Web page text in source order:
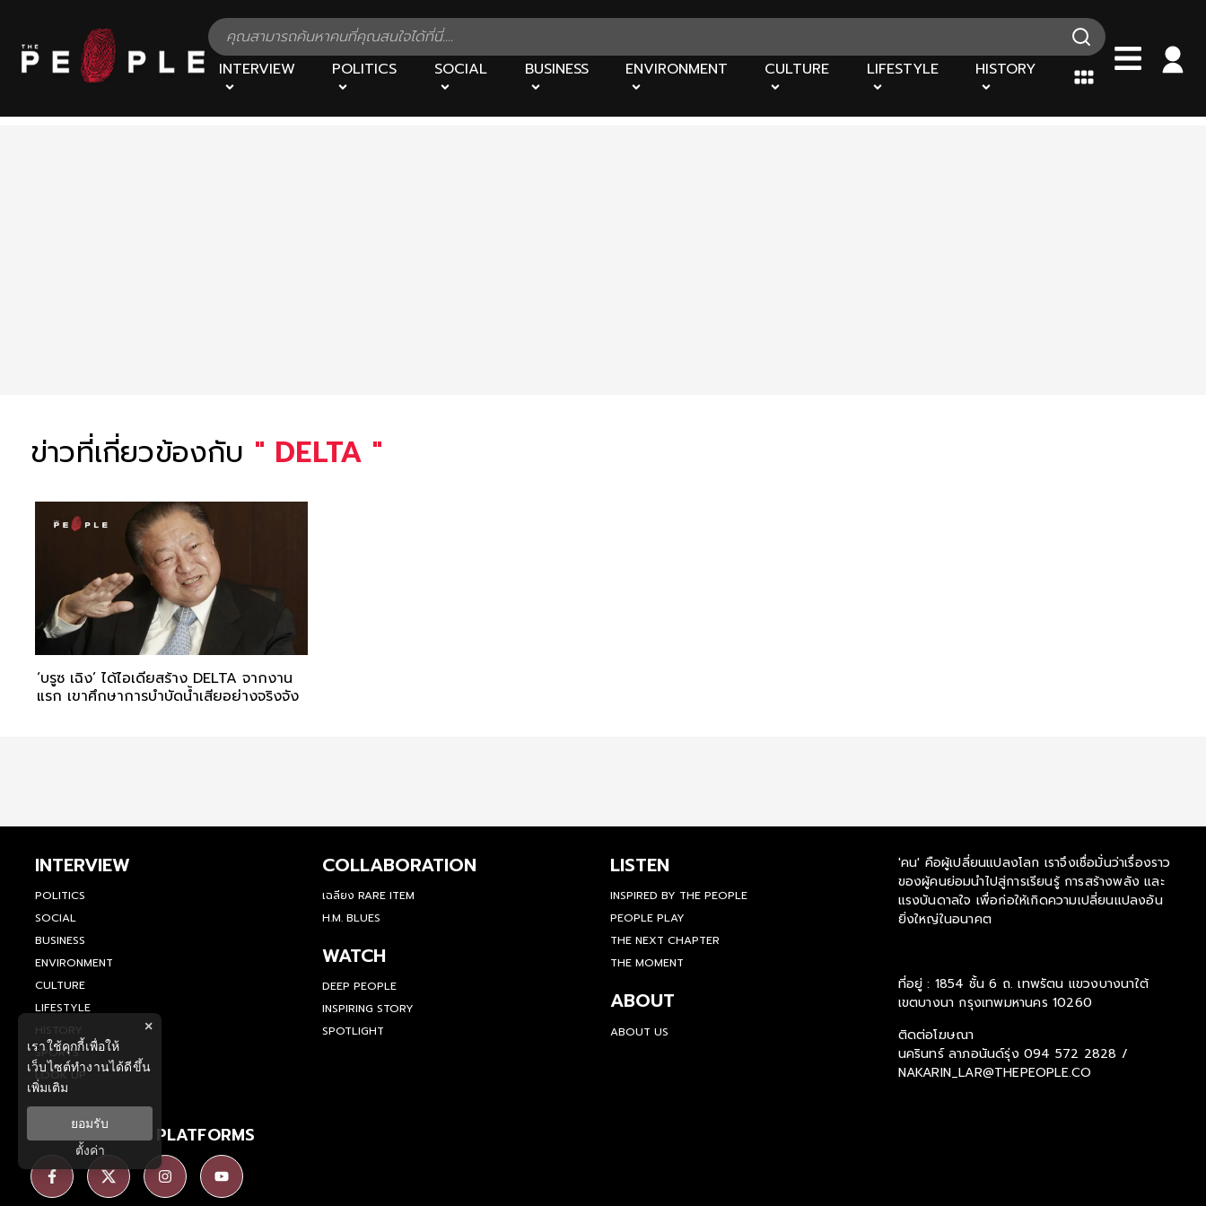
INTERVIEW POLITICS SOCIAL BUSINESS ENVIRONMENT CULTURE LIFESTYLE HISTORY
ข่าวที่เกี่ยวข้องกับ " DELTA "
‘บรูซ เฉิง’ ได้ไอเดียสร้าง DELTA จากงาน
แรก เขาศึกษาการบำบัดน้ำเสียอย่างจริงจัง
INTERVIEW
POLITICS
SOCIAL
BUSINESS
ENVIRONMENT
CULTURE
LIFESTYLE
HISTORY
SPORTS
LOOK UP
COLLABORATION
เฉลียง RARE ITEM
H.M. BLUES
WATCH
DEEP PEOPLE
INSPIRING STORY
SPOTLIGHT
LISTEN
INSPIRED BY THE PEOPLE
PEOPLE PLAY
THE NEXT CHAPTER
THE MOMENT
ABOUT
ABOUT US
'คน' คือผู้เปลี่ยนแปลงโลก เราจึงเชื่อมั่นว่าเรื่องราว
ของผู้คนย่อมนำไปสู่การเรียนรู้ การสร้างพลัง และ
แรงบันดาลใจ เพื่อก่อให้เกิดความเปลี่ยนแปลงอัน
ยิ่งใหญ่ในอนาคต
ที่อยู่ : 1854 ชั้น 6 ถ. เทพรัตน แขวงบางนาใต้
เขตบางนา กรุงเทพมหานคร 10260
ติดต่อโฆษณา
นครินทร์ ลาภอนันด์รุ่ง 094 572 2828 /
NAKARIN_LAR@THEPEOPLE.CO
SOCIAL MEDIA PLATFORMS
×
เราใช้คุกกี้เพื่อให้
เว็บไซต์ทำงานได้ดีขึ้น
เพิ่มเติม
ยอมรับ
ตั้งค่า